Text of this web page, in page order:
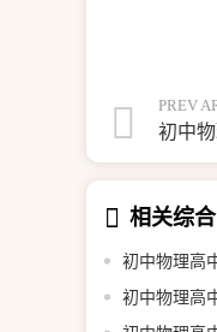
PREV
初中
相关综
初中物理高
初中物理高